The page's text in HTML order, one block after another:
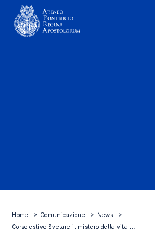
Home Comunicazione
News
Corso estivo Svelare il mistero della vita …